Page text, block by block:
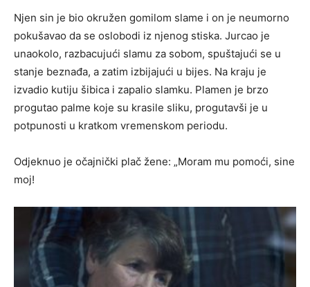
Njen sin je bio okružen gomilom slame i on je neumorno
pokušavao da se oslobodi iz njenog stiska. Jurcao je
unaokolo, razbacujući slamu za sobom, spuštajući se u
stanje beznađa, a zatim izbijajući u bijes. Na kraju je
izvadio kutiju šibica i zapalio slamku. Plamen je brzo
progutao palme koje su krasile sliku, progutavši je u
potpunosti u kratkom vremenskom periodu.
Odjeknuo je očajnički plač žene: „Moram mu pomoći, sine
moj!